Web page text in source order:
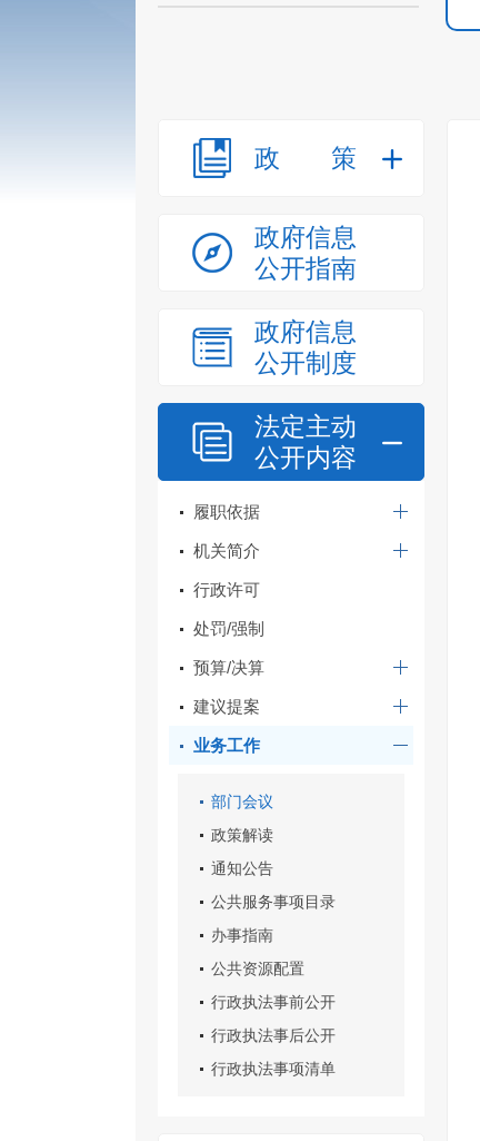
政策
政府信息
公开指南
政府信息
公开制度
法定主动
公开内容
履职依据
机关简介
行政许可
处罚/强制
预算/决算
建议提案
业务工作
部门会议
政策解读
通知公告
公共服务事项目录
办事指南
公共资源配置
行政执法事前公开
行政执法事后公开
行政执法事项清单